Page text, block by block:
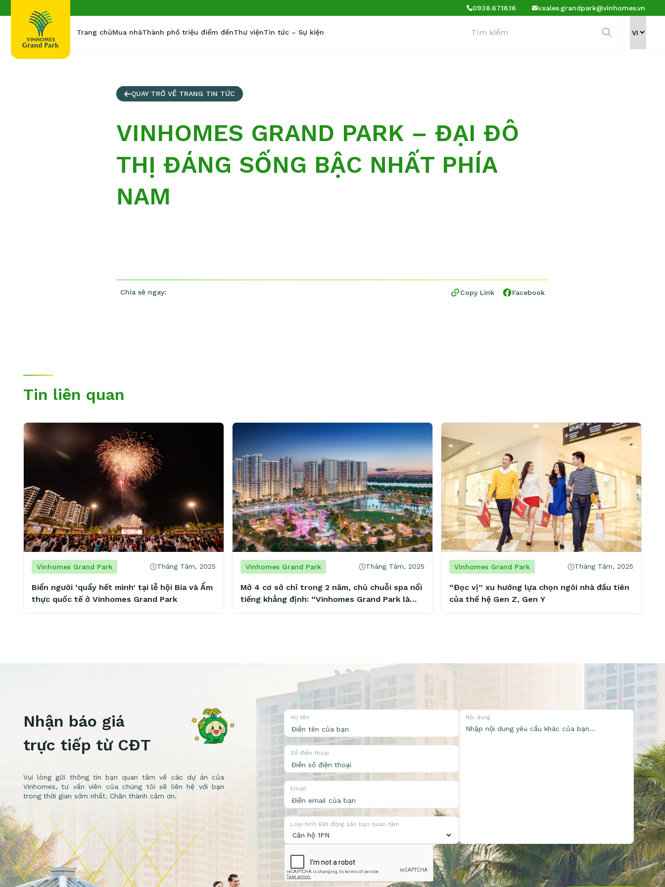
0938.67.16.16 v.sales.grandpark@vinhomes.vn
Trang chủMua nhàThành phố triệu điểm đếnThư việnTin tức – Sự kiện
QUAY TRỞ VỀ TRANG TIN TỨC
VINHOMES GRAND PARK – ĐẠI ĐÔ
THỊ ĐÁNG SỐNG BẬC NHẤT PHÍA
NAM
Chia sẻ ngay: Copy Link Facebook
Tin liên quan
Vinhomes Grand Park Tháng Tám, 2025
Biển người ‘quẩy hết mình’ tại lễ hội Bia và Ẩm
thực quốc tế ở Vinhomes Grand Park
Vinhomes Grand Park Tháng Tám, 2025
Mở 4 cơ sở chỉ trong 2 năm, chủ chuỗi spa nổi
tiếng khẳng định: “Vinhomes Grand Park là
mảnh đất vàng tiềm năng”
Vinhomes Grand Park Tháng Tám, 2025
“Đọc vị” xu hướng lựa chọn ngôi nhà đầu tiên
của thế hệ Gen Z, Gen Y
Nhận báo giá
trực tiếp từ CĐT
Vui lòng gửi thông tin bạn quan tâm về các dự án của
Vinhomes, tư vấn viên của chúng tôi sẽ liên hệ với bạn
trong thời gian sớm nhất. Chân thành cảm ơn.
Họ tên
Số điện thoại
Email
Loại hình Bất động sản bạn quan tâm
Nội dung